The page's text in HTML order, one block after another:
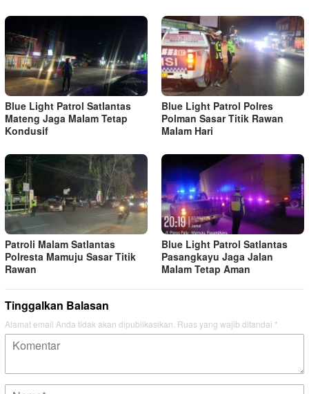
Blue Light Patrol Satlantas
Mateng Jaga Malam Tetap
Kondusif
Blue Light Patrol Polres
Polman Sasar Titik Rawan
Malam Hari
Patroli Malam Satlantas
Polresta Mamuju Sasar Titik
Rawan
Blue Light Patrol Satlantas
Pasangkayu Jaga Jalan
Malam Tetap Aman
Tinggalkan Balasan
Alamat email Anda tidak akan dipublikasikan. Ruas yang wajib ditandai *